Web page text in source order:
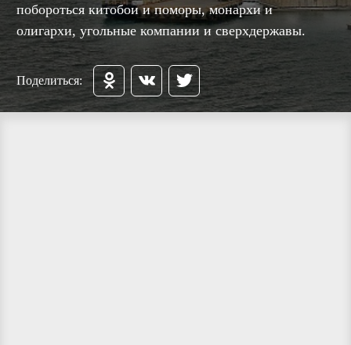
побороться китобои и поморы, монархи и
олигархи, угольные компании и сверхдержавы.
Поделиться: